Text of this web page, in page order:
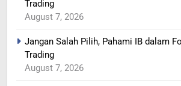
Trading
August 7, 2026
Jangan Salah Pilih, Pahami IB dalam
Trading
August 7, 2026
364
RENCANA